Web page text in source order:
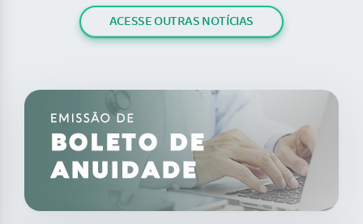
ACESSE OUTRAS NOTÍCIAS